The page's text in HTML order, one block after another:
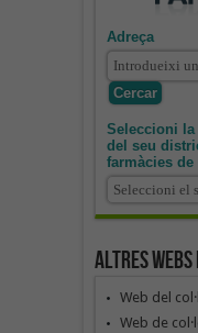
Adreça
Seleccioni
del seu
farmàcies
Altres webs
Web del
Web de